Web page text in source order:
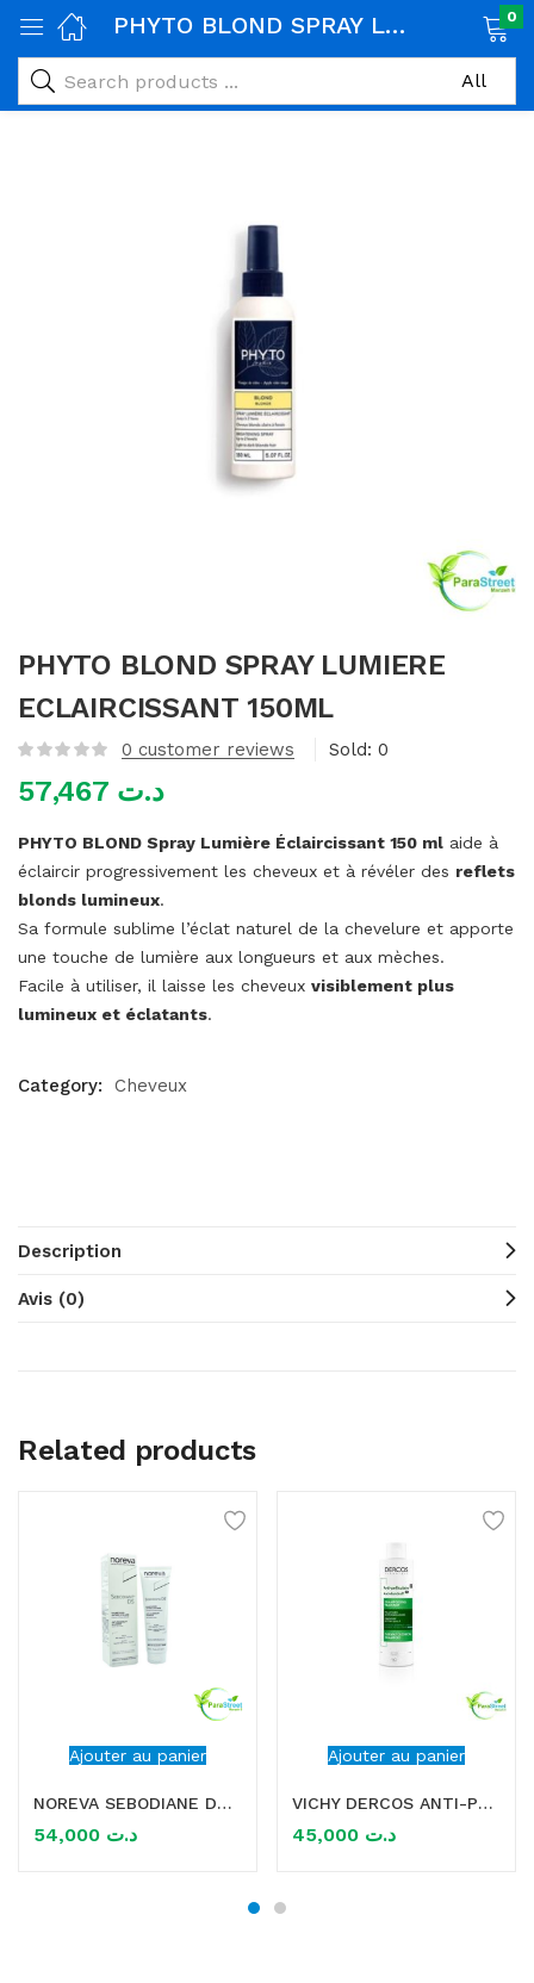
alimentaires)
PHYTO BLOND SPRAY LUMIERE ECLAIRCISSANT 150ML 0
PHYTO BLOND SPRAY LUMIERE
ECLAIRCISSANT 150ML
0 customer reviews Sold: 0
د.ت
PHYTO BLOND Spray Lumière Éclaircissant 150 ml aide à
éclaircir progressivement les cheveux et à révéler des reflets
blonds lumineux.
Sa formule sublime l’éclat naturel de la chevelure et apporte
une touche de lumière aux longueurs et aux mèches.
Facile à utiliser, il laisse les cheveux visiblement plus
lumineux et éclatants.
Category: Cheveux
Description
Avis (0)
Related products
Ajouter au panier
NOREVA SEBODIANE DS SHAMPOOING ANTIPELLICULAIRE 150ML
د.ت
Ajouter au panier
VICHY DERCOS ANTI-PELLICULAIRE SHAMPOOING TRAITANT CHEVEUX NORMAUX A SECS 200ML
د.ت